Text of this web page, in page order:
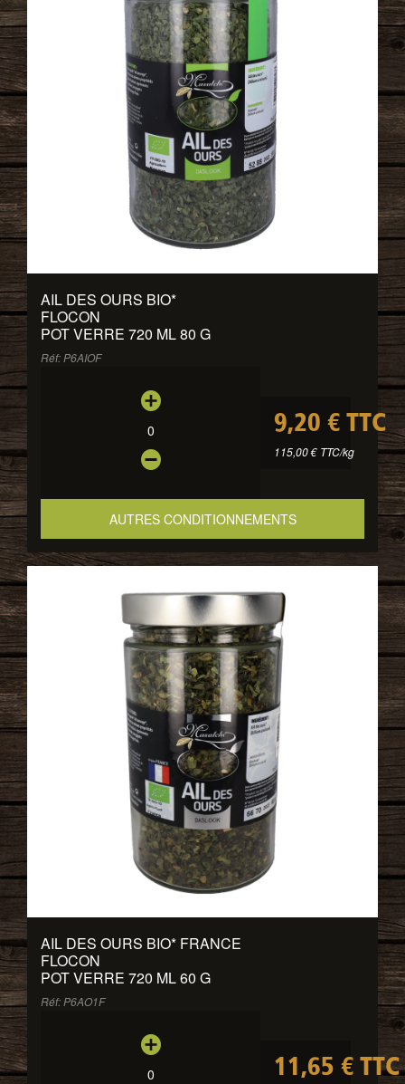
AIL DES OURS BIO*
FLOCON
POT VERRE 720 ML 80 G
Réf: P6AIOF
0 9,20 € TTC
115,00 € TTC/kg
AUTRES CONDITIONNEMENTS
AIL DES OURS BIO* FRANCE
FLOCON
POT VERRE 720 ML 60 G
Réf: P6AO1F
0 11,65 € TTC